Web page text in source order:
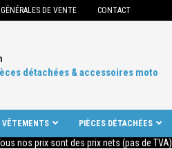
DE VENTE CONTACT
détachées & accessoires moto
VÊTEMENTS PIÈCES DÉTACHÉES
nos prix sont des prix nets (pas de TVA).